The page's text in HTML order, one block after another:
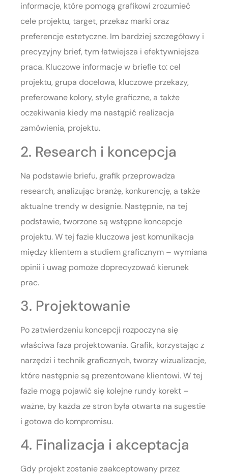
informacje, które pomogą grafikowi zrozumieć
cele projektu, target, przekaz marki oraz
preferencje estetyczne. Im bardziej szczegółowy i
precyzyjny brief, tym łatwiejsza i efektywniejsza
praca. Kluczowe informacje w briefie to: cel
projektu, grupa docelowa, kluczowe przekazy,
preferowane kolory, style graficzne, a także
oczekiwania kiedy ma nastąpić realizacja
zamówienia, projektu.
2. Research i koncepcja
Na podstawie briefu, grafik przeprowadza
research, analizując branżę, konkurencję, a także
aktualne trendy w designie. Następnie, na tej
podstawie, tworzone są wstępne koncepcje
projektu. W tej fazie kluczowa jest komunikacja
między klientem a studiem graficznym – wymiana
opinii i uwag pomoże doprecyzować kierunek
prac.
3. Projektowanie
Po zatwierdzeniu koncepcji rozpoczyna się
właściwa faza projektowania. Grafik, korzystając z
narzędzi i technik graficznych, tworzy wizualizacje,
które następnie są prezentowane klientowi. W tej
fazie mogą pojawić się kolejne rundy korekt –
ważne, by każda ze stron była otwarta na sugestie
i gotowa do kompromisu.
4. Finalizacja i akceptacja
Gdy projekt zostanie zaakceptowany przez